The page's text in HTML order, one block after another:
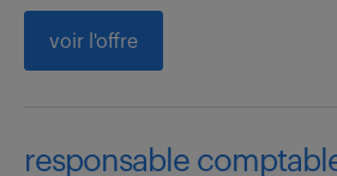
voir l'offre
responsable